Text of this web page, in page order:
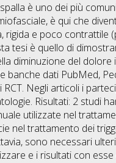
è uno dei più
è qui che
rigida e poco contrattile
tesi è quello di
diminuzione del
banche dati PubMed,
Negli articoli i
Risultati: 2 studi
utilizzate nel
nel trattamento dei
sono necessari
e i risultati con